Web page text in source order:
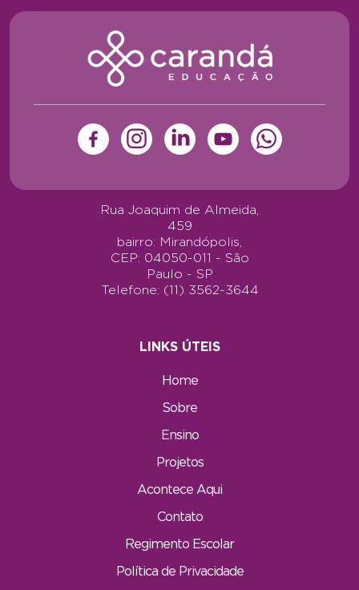
Rua Joaquim de Almeida,
459
bairro: Mirandópolis,
CEP: 04050-011 - São
Paulo - SP
Telefone: (11) 3562-3644
LINKS ÚTEIS
Home
Sobre
Ensino
Projetos
Acontece Aqui
Contato
Regimento Escolar
Política de Privacidade